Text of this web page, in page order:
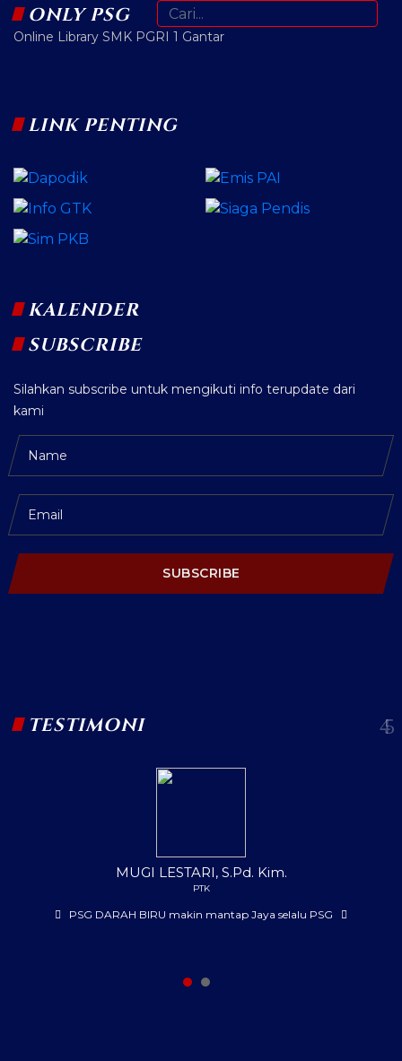
ONLY PSG
Online Library SMK PGRI 1 Gantar
LINK PENTING
KALENDER
SUBSCRIBE
Silahkan subscribe untuk mengikuti info terupdate dari
kami
SUBSCRIBE
TESTIMONI
MUGI LESTARI, S.Pd. Kim.
PTK
PSG DARAH BIRU makin mantap Jaya selalu PSG